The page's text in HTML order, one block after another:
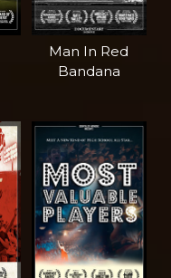
Man In Red
Bandana